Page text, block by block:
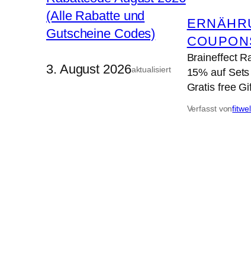
3. August 2026aktualisiert
Braineffect
15% auf
Gratis free
Verfasst von